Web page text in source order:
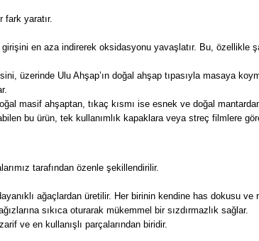
fark yaratır.
en aza indirerek oksidasyonu yavaşlatır. Bu, özellikle
üzerinde Ulu Ahşap’ın doğal ahşap tıpasıyla masaya
doğal masif ahşaptan, tıkaç kısmı ise esnek ve doğal
bu ürün, tek kullanımlık kapaklara veya streç filmlere
tarafından özenle şekillendirilir.
ağaçlardan üretilir. Her birinin kendine has dokusu ve
sıkıca oturarak mükemmel bir sızdırmazlık sağlar.
ve en kullanışlı parçalarından biridir.